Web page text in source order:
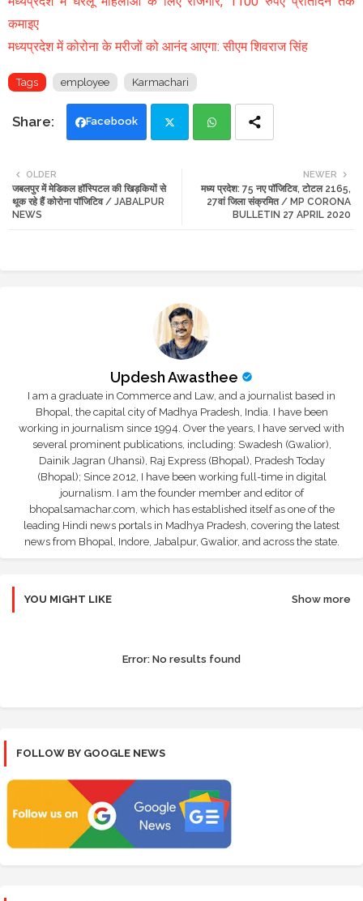
कमाइए
मध्यप्रदेश में कोरोना के मरीजों को आनंद आएगा: सीएम शिवराज सिंह
Tags employee Karmachari
Facebook
tte ats
NEWER
मध्य प्रदेश: 75 नए पॉजिटिव, टोटल 2165,
27वां जिला संक्रमित / MP CORONA
BULLETIN 27 APRIL 2020
OLDER
जबलपुर में मेडिकल हॉस्पिटल की खिड़कियों से
थूक रहे हैं कोरोना पॉजिटिव / JABALPUR
NEWS
Updesh Awasthee
I am a graduate in Commerce and Law, and a journalist based in
Bhopal, the capital city of Madhya Pradesh, India. I have been
working in journalism since 1994. Over the years, I have served with
several prominent publications, including: Swadesh (Gwalior),
Dainik Jagran (Jhansi), Raj Express (Bhopal), Pradesh Today
(Bhopal); Since 2012, I have been working full-time in digital
journalism. I am the founder member and editor of
bhopalsamachar.com, which has established itself as one of the
leading Hindi news portals in Madhya Pradesh, covering the latest
news from Bhopal, Indore, Jabalpur, Gwalior, and across the state.
YOU MIGHT LIKE Show more
Error: No results found
FOLLOW BY GOOGLE NEWS